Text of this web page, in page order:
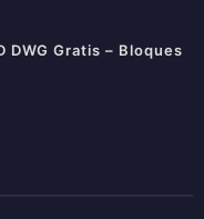
DWG Gratis – Bloques